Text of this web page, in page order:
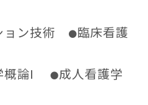
ョン技術 ●臨床看護
概論I ●成人看護学